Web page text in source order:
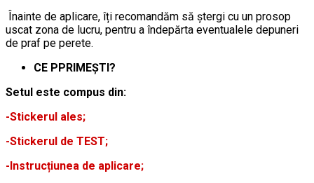
Înainte de aplicare, îți recomandăm să ștergi cu un prosop
uscat zona de lucru, pentru a îndepărta eventualele depuneri
de praf pe perete.
CE PPRIMEȘTI?
Setul este compus din:
-Stickerul ales;
-Stickerul de TEST;
-Instrucțiunea de aplicare;